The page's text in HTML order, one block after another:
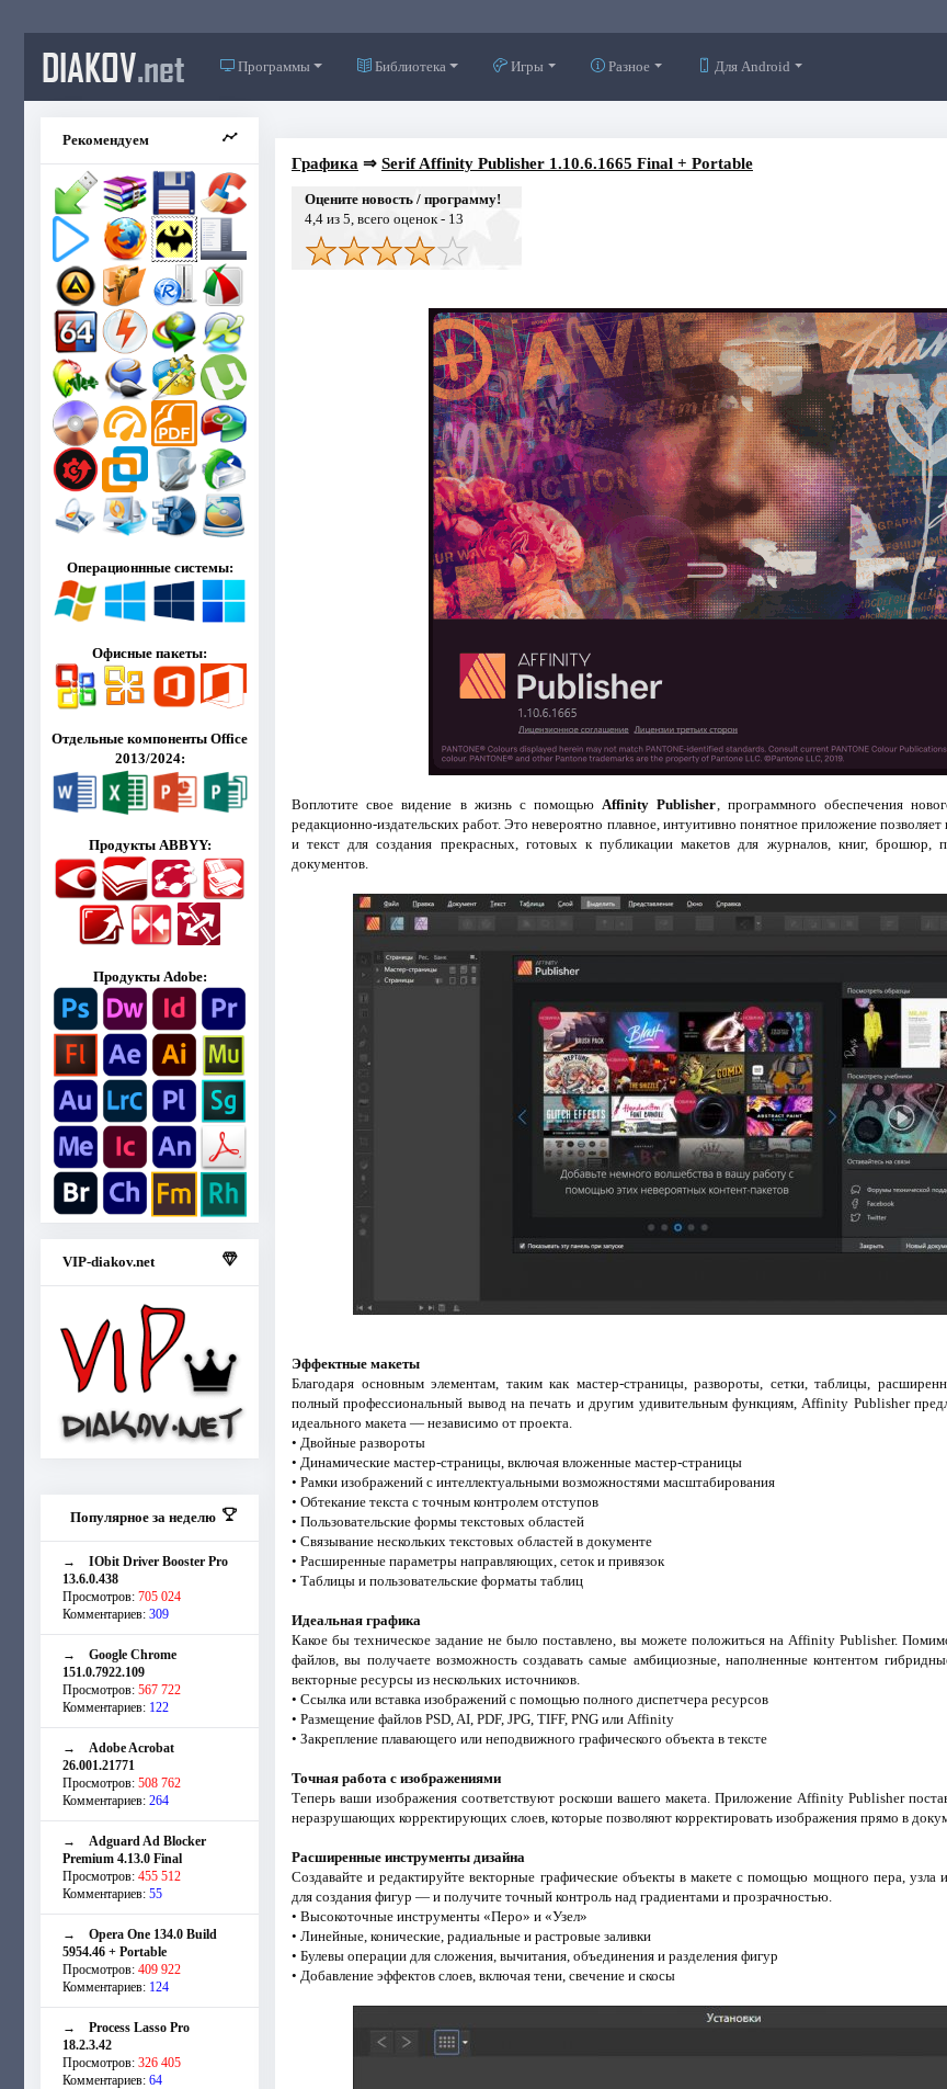
DIAKOV.net Программы Библиотека Игры Разное Для Android
Рекомендуем
Операционнные системы:
Офисные пакеты:
Отдельные компоненты Office
2013/2024:
Продукты ABBYY:
Продукты Adobe:
VIP-diakov.net
Популярное за неделю
→ IObit Driver Booster Pro
13.6.0.438
Просмотров: 705 024
Комментариев: 309
→ Google Chrome
151.0.7922.109
Просмотров: 567 722
Комментариев: 122
→ Adobe Acrobat
26.001.21771
Просмотров: 508 762
Комментариев: 264
→ Adguard Ad Blocker
Premium 4.13.0 Final
Просмотров: 455 512
Комментариев: 55
→ Opera One 134.0 Build
5954.46 + Portable
Просмотров: 409 922
Комментариев: 124
→ Process Lasso Pro
18.2.3.42
Просмотров: 326 405
Комментариев: 64
Графика ⇒ Serif Affinity Publisher 1.10.6.1665 Final + Portable
Оцените новость / программу!
4,4из 5, всего оценок - 13
Воплотите свое видение в жизнь с помощью Affinity Publisher , программного обеспечения
редакционно-издательских работ. Это невероятно плавное, интуитивно понятное приложение
и текст для создания прекрасных, готовых к публикации макетов для журналов, книг, брошюр,
документов.
Эффектные макеты
Благодаря основным элементам, таким как мастер-страницы, развороты, сетки, таблицы,
полный профессиональный вывод на печать и другим удивительным функциям, Affinity Publisher
идеального макета — независимо от проекта.
• Двойные развороты
• Динамические мастер-страницы, включая вложенные мастер-страницы
• Рамки изображений с интеллектуальными возможностями масштабирования
• Обтекание текста с точным контролем отступов
• Пользовательские формы текстовых областей
• Связывание нескольких текстовых областей в документе
• Расширенные параметры направляющих, сеток и привязок
• Таблицы и пользовательские форматы таблиц
Идеальная графика
Какое бы техническое задание не было поставлено, вы можете положиться на Affinity Publisher.
файлов, вы получаете возможность создавать самые амбициозные, наполненные контентом
векторные ресурсы из нескольких источников.
• Ссылка или вставка изображений с помощью полного диспетчера ресурсов
• Размещение файлов PSD, AI, PDF, JPG, TIFF, PNG или Affinity
• Закрепление плавающего или неподвижного графического объекта в тексте
Точная работа с изображениями
Теперь ваши изображения соответствуют роскоши вашего макета. Приложение Affinity Publisher
неразрушающих корректирующих слоев, которые позволяют корректировать изображения прямо в
Расширенные инструменты дизайна
Создавайте и редактируйте векторные графические объекты в макете с помощью мощного пера, узла
для создания фигур — и получите точный контроль над градиентами и прозрачностью.
• Высокоточные инструменты «Перо» и «Узел»
• Линейные, конические, радиальные и растровые заливки
• Булевы операции для сложения, вычитания, объединения и разделения фигур
• Добавление эффектов слоев, включая тени, свечение и скосы